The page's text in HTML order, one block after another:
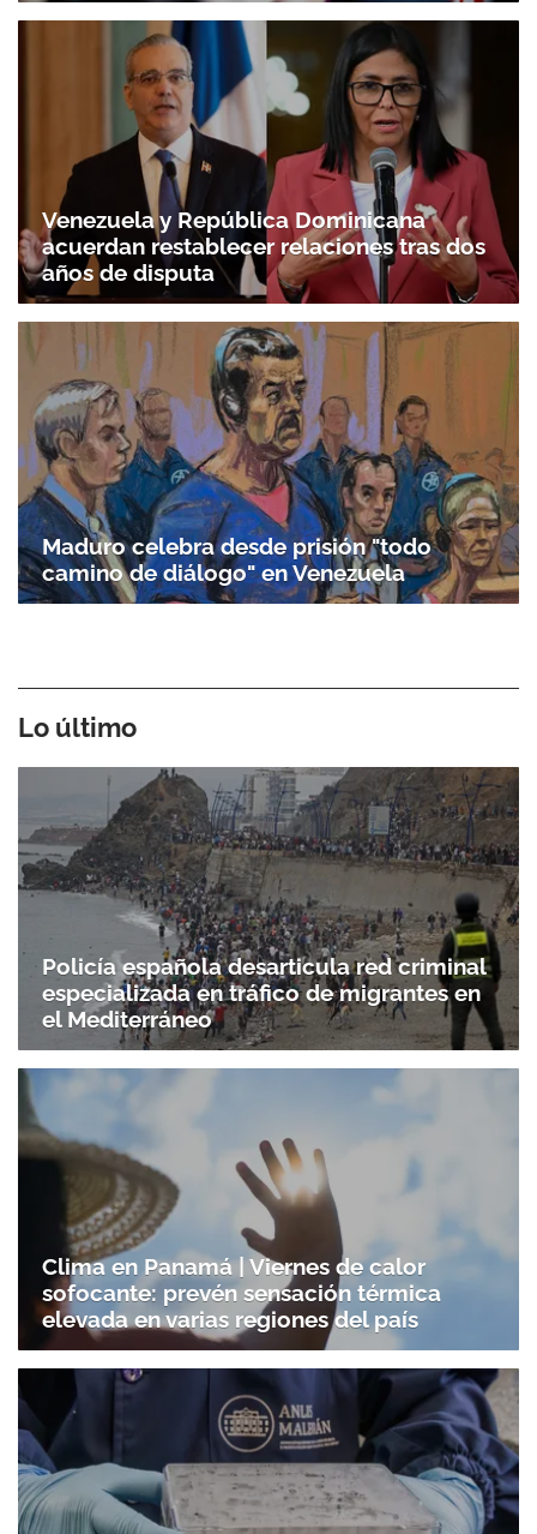
Venezuela y República Dominicana
acuerdan restablecer relaciones tras dos
años de disputa
Maduro celebra desde prisión "todo
camino de diálogo" en Venezuela
Lo último
Policía española desarticula red criminal
especializada en tráfico de migrantes en
el Mediterráneo
Clima en Panamá | Viernes de calor
sofocante: prevén sensación térmica
elevada en varias regiones del país